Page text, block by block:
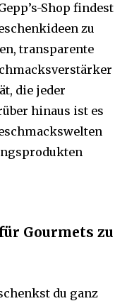
Shop findest
zu
transparente
die jeder
hinaus ist es
Gourmets zu
du ganz